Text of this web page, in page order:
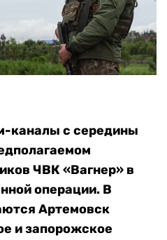
каналы с середины
ЧВК «Вагнер» в
операции. В
Артемовск
и запорожское